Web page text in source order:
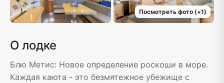
Посмотреть фото(+1)
О лодке
Блю Метис: Новое определение роскоши в море.
Каждая каюта - это безмятежное убежище с